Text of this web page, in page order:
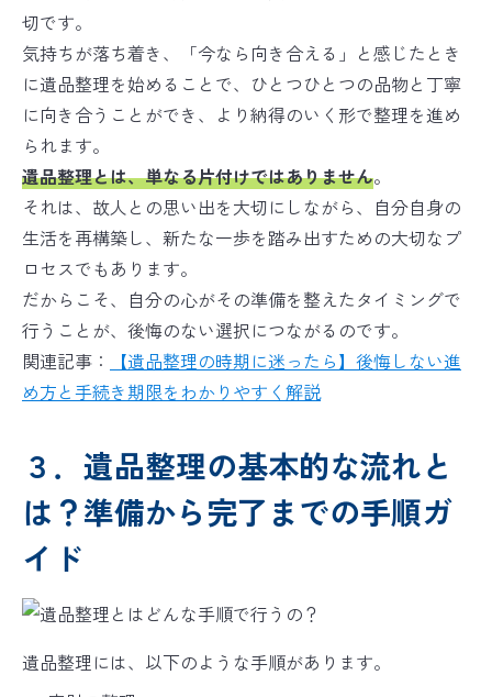
切です。
気持ちが落ち着き、「今なら向き合える」と感じたとき
に遺品整理を始めることで、ひとつひとつの品物と丁寧
に向き合うことができ、より納得のいく形で整理を進め
られます。
遺品整理とは、単なる片付けではありません。
それは、故人との思い出を大切にしながら、自分自身の
生活を再構築し、新たな一歩を踏み出すための大切なプ
ロセスでもあります。
だからこそ、自分の心がその準備を整えたタイミングで
行うことが、後悔のない選択につながるのです。
関連記事：
【遺品整理の時期に迷ったら】後悔しない進
め方と手続き期限をわかりやすく解説
３．遺品整理の基本的な流れと
は？準備から完了までの手順ガ
イド
遺品整理には、以下のような手順があります。